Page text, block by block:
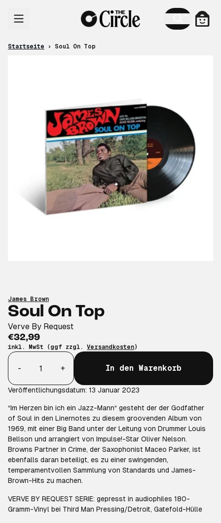
Startseite › Soul On Top
James Brown
Soul On Top
Verve By Request
€32,99
inkl. MwSt (ggf zzgl. Versandkosten)
Anzahl
-
+ In den Warenkorb
Veröffentlichungsdatum: 13 Januar 2023
“Im Herzen bin ich ein Jazz-Mann“ gesteht der der Godfather
of Soul in den Linernotes zu diesem groovenden Album von
1969, mit einer Big Band unter der Leitung von Drummer Louis
Bellson und arrangiert von Impulse!-Star Oliver Nelson.
Browns Partner in Crime, der Saxophonist Maceo Parker, ist
ebenfalls daran beteiligt, es zu einer swingenden,
temperamentvollen Sammlung von Standards und James-
Brown-Hits zu machen.
VERVE BY REQUEST SERIE: gepresst in audiophiles 180-
Gramm-Vinyl bei Third Man Pressing/Detroit, Gatefold-Hülle